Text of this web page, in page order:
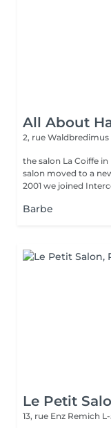
All About
2, rue Waldbredimus
the salon La Coiffe
salon moved to a
2001 we joined
Barbe
Le Petit
13, rue Enz Remich